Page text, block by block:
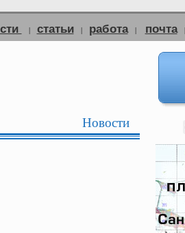
| статьи | работа | почта |
Новости